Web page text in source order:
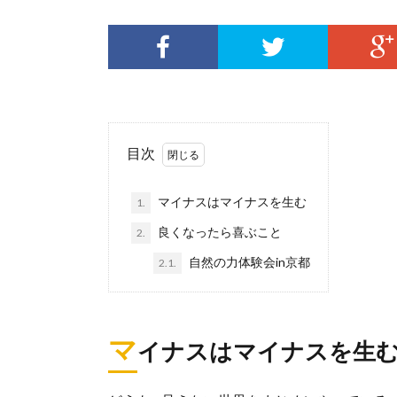
目次
1. マイナスはマイナスを生む
2. 良くなったら喜ぶこと
2.1. 自然の力体験会in京都
マイナスはマイナスを生